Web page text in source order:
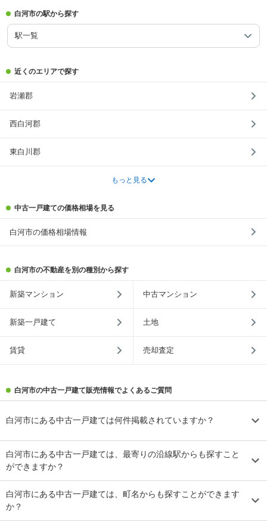
白河市の駅から探す
駅一覧
近くのエリアで探す
岩瀬郡
西白河郡
東白川郡
もっと見る
中古一戸建ての価格相場を見る
白河市の価格相場情報
白河市の不動産を別の種別から探す
新築マンション 中古マンション
新築一戸建て 土地
賃貸 売却査定
白河市の中古一戸建て販売情報でよくあるご質問
白河市にある中古一戸建ては何件掲載されていますか？
白河市にある中古一戸建ては、最寄りの沿線駅からも探すこと
ができますか？
白河市にある中古一戸建ては、町名からも探すことができます
か？